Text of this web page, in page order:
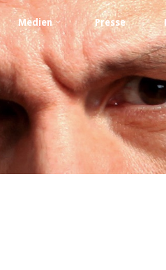
Medien Presse